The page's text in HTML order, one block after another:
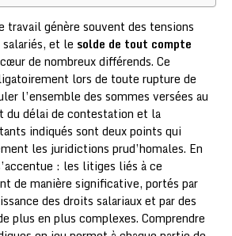
travail génère souvent des tensions
et le solde de tout compte
de nombreux différends. Ce
lors de toute rupture de
l’ensemble des sommes versées au
du délai de contestation et la
indiqués sont deux points qui
les juridictions prud’homales. En
: les litiges liés à ce
de manière significative, portés par
des droits salariaux et par des
plus en plus complexes. Comprendre